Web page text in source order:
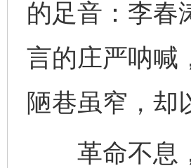
的足音：李春
言的庄严呐喊
陋巷虽窄，却
革命不息，